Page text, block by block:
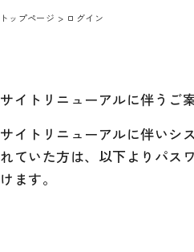
トップページ ログイン
サイトリニューアルに伴うご
サイトリニューアルに伴いシ
れていた方は、以下よりパス
けます。